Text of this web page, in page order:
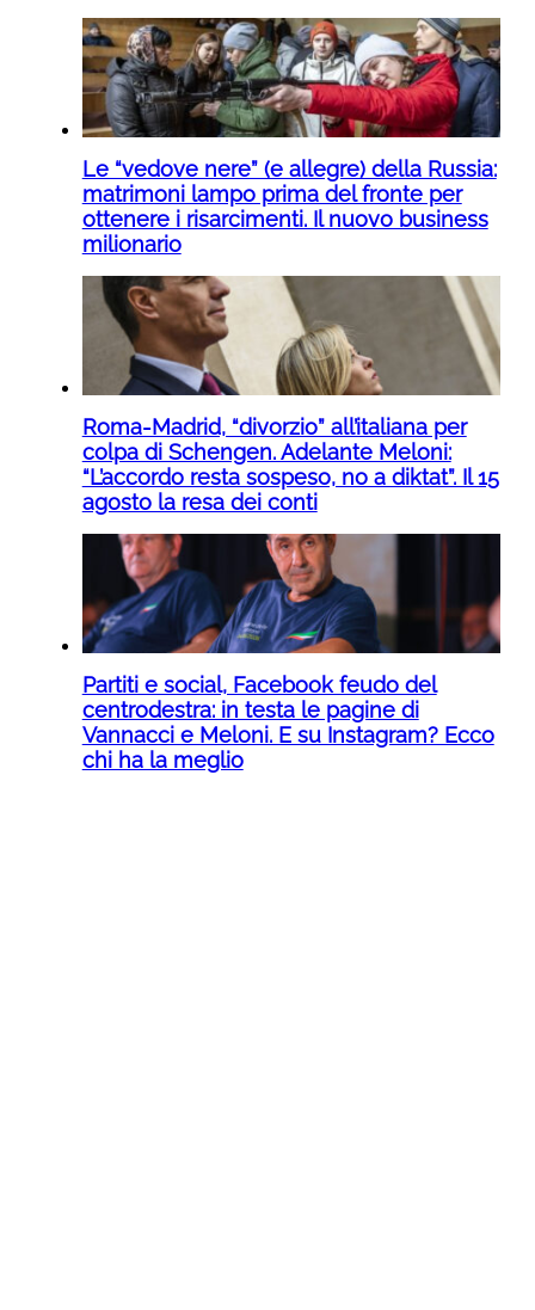
Le “vedove nere” (e allegre) della Russia:
matrimoni lampo prima del fronte per
ottenere i risarcimenti. Il nuovo business
milionario
Roma-Madrid, “divorzio” all’italiana per
colpa di Schengen. Adelante Meloni:
“L’accordo resta sospeso, no a diktat”. Il 15
agosto la resa dei conti
Partiti e social, Facebook feudo del
centrodestra: in testa le pagine di
Vannacci e Meloni. E su Instagram? Ecco
chi ha la meglio